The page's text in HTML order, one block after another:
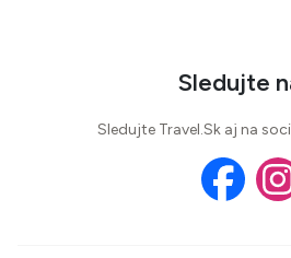
Sledujte
Sledujte Travel.Sk aj na